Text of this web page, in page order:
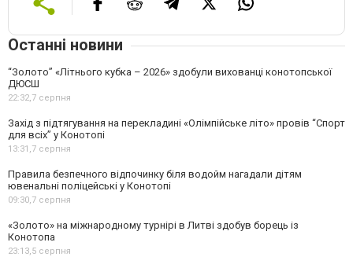
Останні новини
“Золото” «Літнього кубка – 2026» здобули вихованці конотопської
ДЮСШ
22:32,7 серпня
Захід з підтягування на перекладині «Олімпійське літо» провів “Спорт
для всіх” у Конотопі
13:31,7 серпня
Правила безпечного відпочинку біля водойм нагадали дітям
ювенальні поліцейські у Конотопі
09:30,7 серпня
«Золото» на міжнародному турнірі в Литві здобув борець із
Конотопа
23:13,5 серпня